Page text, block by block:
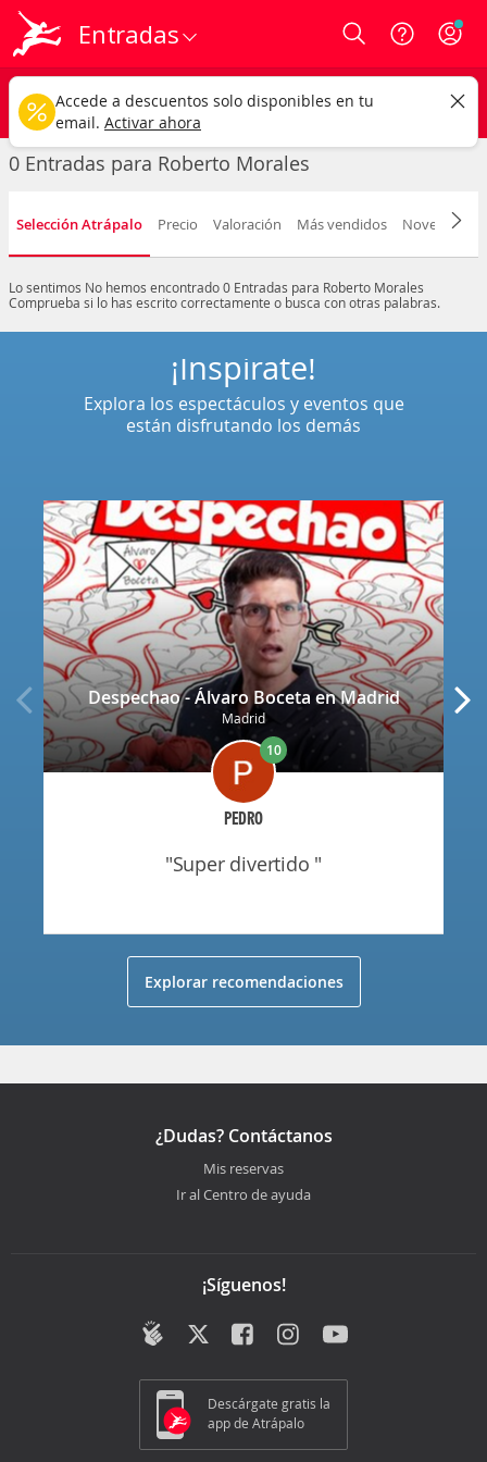
Entradas Login
Roberto Morales
Cualquier tipo Cualquier fecha
CAMBIAR
0 Entradas para Roberto Morales
Selección Atrápalo Precio Valoración Más vendidos Novedad
Lo sentimos No hemos encontrado 0 Entradas para Roberto Morales
Comprueba si lo has escrito correctamente o busca con otras palabras.
Despechao - Álvaro Boceta en Madrid
Madrid
PEDRO
10
"super divertido "
¡Inspírate!
Explora los espectáculos y eventos que
están disfrutando los demás
Explorar recomendaciones
¿Dudas? Contáctanos
Mis reservas
Ir al Centro de ayuda
¡Síguenos!
Descárgate gratis la
app de Atrápalo
Accede a descuentos solo disponibles en tu
email. Activar ahora